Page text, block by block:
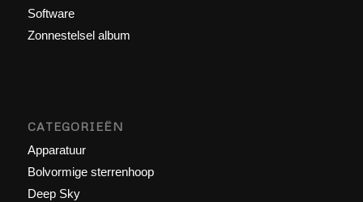
Software
Zonnestelsel album
CATEGORIEËN
Apparatuur
Bolvormige sterrenhoop
Deep Sky